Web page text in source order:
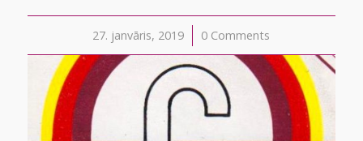
27. janvāris, 2019
/ 0 Comments